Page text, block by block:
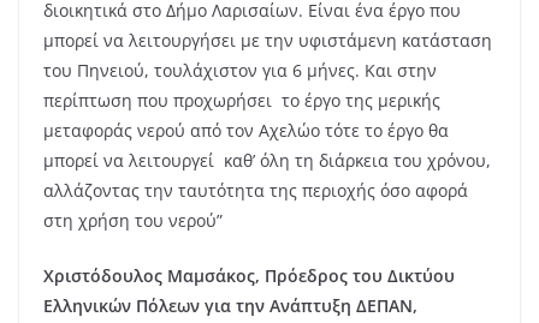
διοικητικά στο Δήμο Λαρισαίων. Είναι ένα έργο που
μπορεί να λειτουργήσει με την υφιστάμενη κατάσταση
του Πηνειού, τουλάχιστον για 6 μήνες. Και στην
περίπτωση που προχωρήσει το έργο της μερικής
μεταφοράς νερού από τον Αχελώο τότε το έργο θα
μπορεί να λειτουργεί καθ’ όλη τη διάρκεια του χρόνου,
αλλάζοντας την ταυτότητα της περιοχής όσο αφορά
στη χρήση του νερού”
Χριστόδουλος Μαμσάκος, Πρόεδρος του Δικτύου
Ελληνικών Πόλεων για την Ανάπτυξη ΔΕΠΑΝ,